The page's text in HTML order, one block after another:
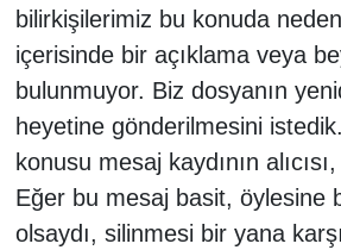
bilirkişilerimiz bu konuda
içerisinde bir açıklama veya
bulunmuyor. Biz dosyanın
heyetine gönderilmesini
konusu mesaj kaydının
Eğer bu mesaj basit, öylesine
olsaydı, silinmesi bir yana